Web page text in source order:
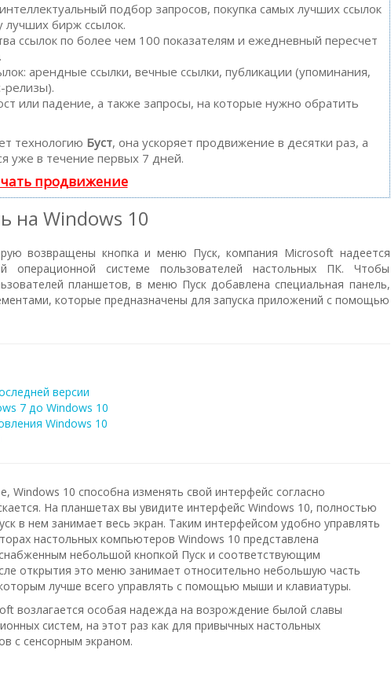
подбор запросов, покупка самых лучших ссылок
лучших бирж ссылок.
ссылок по более чем 100 показателям и ежедневный пересчет
арендные ссылки, вечные ссылки, публикации (упоминания,
релизы).
или падение, а также запросы, на которые нужно обратить
технологию Буст, она ускоряет продвижение в десятки раз, а
уже в течение первых 7 дней.
продвижение
на Windows 10
возвращены кнопка и меню Пуск, компания Microsoft надеется
операционной системе пользователей настольных ПК. Чтобы
планшетов, в меню Пуск добавлена специальная панель,
которые предназначены для запуска приложений с помощью
версии
7 до Windows 10
Windows 10
Windows 10 способна изменять свой интерфейс согласно
На планшетах вы увидите интерфейс Windows 10, полностью
в нем занимает весь экран. Таким интерфейсом удобно управлять
настольных компьютеров Windows 10 представлена
небольшой кнопкой Пуск и соответствующим
открытия это меню занимает относительно небольшую часть
лучше всего управлять с помощью мыши и клавиатуры.
возлагается особая надежда на возрождение былой славы
систем, на этот раз как для привычных настольных
с сенсорным экраном.